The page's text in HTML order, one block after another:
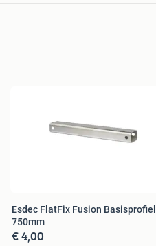
Esdec FlatFix Fusion Basisprofiel
750mm
€ 4,00